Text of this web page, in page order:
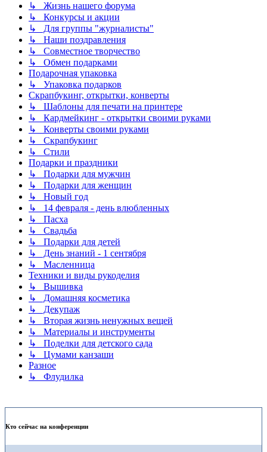
↳ Жизнь нашего форума
↳ Конкурсы и акции
↳ Для группы "журналисты"
↳ Наши поздравления
↳ Совместное творчество
↳ Обмен подарками
Подарочная упаковка
↳ Упаковка подарков
Скрапбукинг, открытки, конверты
↳ Шаблоны для печати на принтере
↳ Кардмейкинг - открытки своими руками
↳ Конверты своими руками
↳ Скрапбукинг
↳ Стили
Подарки и праздники
↳ Подарки для мужчин
↳ Подарки для женщин
↳ Новый год
↳ 14 февраля - день влюбленных
↳ Пасха
↳ Свадьба
↳ Подарки для детей
↳ День знаний - 1 сентября
↳ Масленница
Техники и виды рукоделия
↳ Вышивка
↳ Домашняя косметика
↳ Декупаж
↳ Вторая жизнь ненужных вещей
↳ Материалы и инструменты
↳ Поделки для детского сада
↳ Цумами канзаши
Разное
↳ Флудилка
Кто сейчас на конференции